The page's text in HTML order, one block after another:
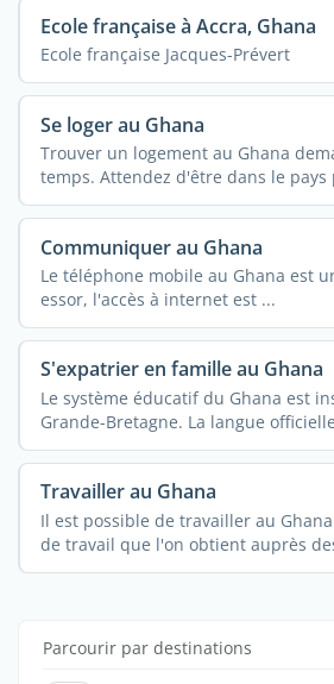
Ecole française à Accra, Ghana
Ecole française Jacques-Prévert
Se loger au Ghana
Trouver un logement au Ghana
temps. Attendez d'être dans le
...
Communiquer au Ghana
Le téléphone mobile au Ghana est
essor, l'accès à internet est ...
S'expatrier en famille au Ghana
Le système éducatif du Ghana est
Grande-Bretagne. La langue
Travailler au Ghana
Il est possible de travailler au
de travail que l'on obtient auprès
Parcourir par destinations